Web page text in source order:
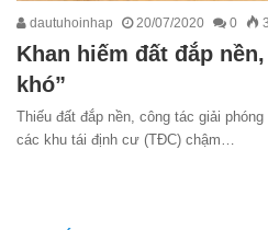
dautuhoinhap 20/07/2020 0
Khan hiếm đất đắp
khó”
Thiếu đất đắp nền, công tác giải
các khu tái định cư (TĐC) chậm…